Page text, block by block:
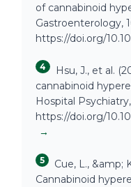
of cannabinoid
Gastroenterology,
https://doi.org/
4
Hsu, J., et al.
cannabinoid
Hospital
https://doi.org/
→
5
Cue, L., &amp;
Cannabinoid